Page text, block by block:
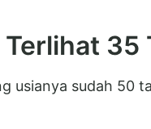
35
usianya sudah 50